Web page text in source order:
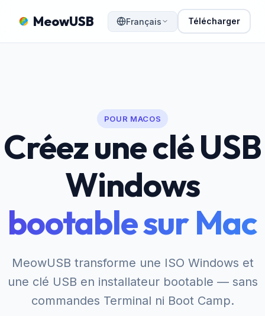
MeowUSB Français Télécharger
POUR MACOS
Créez une clé USB
Windows
bootable sur Mac
MeowUSB transforme une ISO Windows et
une clé USB en installateur bootable — sans
commandes Terminal ni Boot Camp.